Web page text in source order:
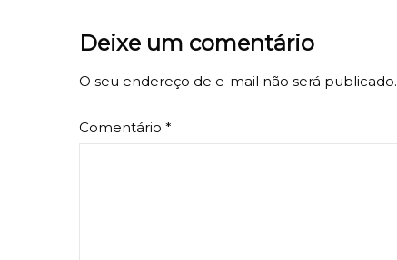
Deixe um comentário
O seu endereço de e-mail não será publicado.
Comentário *